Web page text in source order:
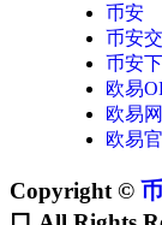
币安
币安
币安
欧易
欧易
欧易
Copyright ©